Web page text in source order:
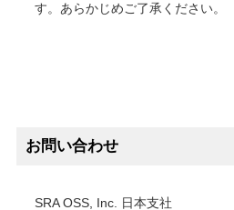
す。あらかじめご了承ください。
お問い合わせ
SRA OSS, Inc. 日本支社